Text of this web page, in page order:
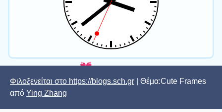
Φιλοξενείται στο https://blogs.sch.gr | Θέμα:Cute Frames
από Ying Zhang